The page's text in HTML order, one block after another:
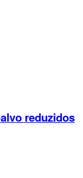
reduzidos